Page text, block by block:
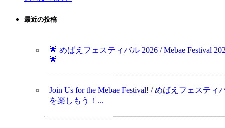
最近の投稿
🌟 めばえフェスティバル 2026 / Mebae Festival
🌟
Join Us for the Mebae Festival! / めばえフェスティ
を楽しもう！...